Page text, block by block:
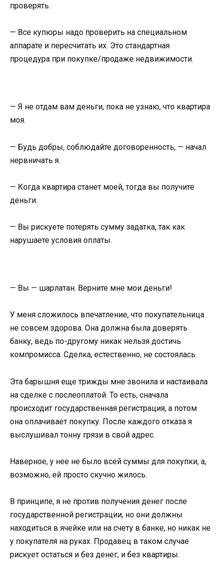
проверять.
— Все купюры надо проверить на специальном
аппарате и пересчитать их. Это стандартная
процедура при покупке/продаже недвижимости.
— Я не отдам вам деньги, пока не узнаю, что квартира
моя.
— Будь добры, соблюдайте договоренность, — начал
нервничать я.
— Когда квартира станет моей, тогда вы получите
деньги.
— Вы рискуете потерять сумму задатка, так как
нарушаете условия оплаты.
— Вы — шарлатан. Верните мне мои деньги!
У меня сложилось впечатление, что покупательница
не совсем здорова. Она должна была доверять
банку, ведь по-другому никак нельзя достичь
компромисса. Сделка, естественно, не состоялась.
Эта барышня еще трижды мне звонила и настаивала
на сделке с послеоплатой. То есть, сначала
происходит государственная регистрация, а потом
она оплачивает покупку. После каждого отказа я
выслушивал тонну грязи в свой адрес.
Наверное, у нее не было всей суммы для покупки, а,
возможно, ей просто скучно жилось.
В принципе, я не против получения денег после
государственной регистрации, но они должны
находиться в ячейке или на счету в банке, но никак не
у покупателя на руках. Продавец в таком случае
рискует остаться и без денег, и без квартиры.